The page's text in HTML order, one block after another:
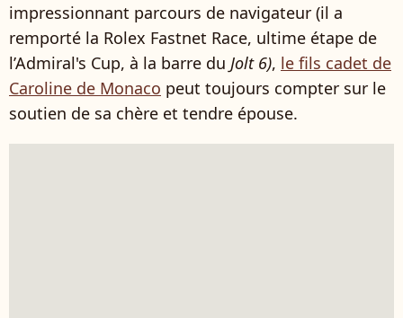
impressionnant parcours de navigateur (il a
remporté la Rolex Fastnet Race, ultime étape de
l’Admiral's Cup, à la barre du Jolt 6), le fils cadet de
Caroline de Monaco peut toujours compter sur le
soutien de sa chère et tendre épouse.